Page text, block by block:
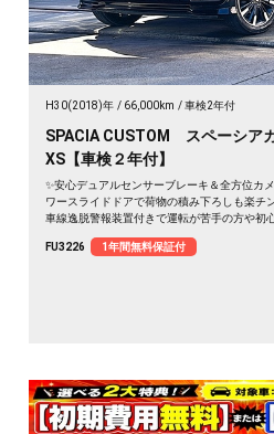
H30(2018)年 66,000km 車検2年付
SPACIA CUSTOM スペーシア
XS【車検２年付】
✨安心デュアルセンサーブレーキ＆全方位カ
ワースライドドアで荷物の積み下ろしも楽チ
車線逸脱警報装置付きで運転が苦手の方や初
ーキュレーターが付いており快適な車内空間
FU3226 1年間無料保証付